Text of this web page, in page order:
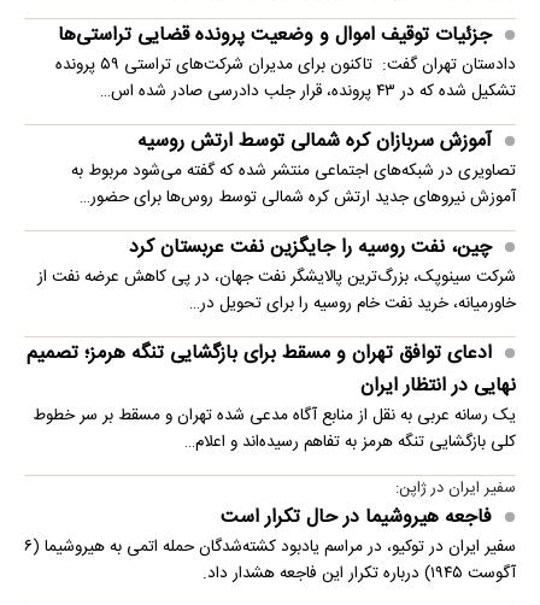
جزئیات توقیف اموال و وضعیت پرونده قضایی تراستی‌ها
دادستان تهران گفت: تاکنون برای مدیران شرکت‌های تراستی ۵۹ پرونده
تشکیل شده که در ۴۳ پرونده، قرار جلب دادرسی صادر شده اس…
آموزش سربازان کره شمالی توسط ارتش روسیه
تصاویری در شبکه‌های اجتماعی منتشر شده که گفته می‌شود مربوط به
آموزش نیروهای جدید ارتش کره شمالی توسط روس‌ها برای حضور…
چین، نفت روسیه را جایگزین نفت عربستان کرد
شرکت سینوپک، بزرگ‌ترین پالایشگر نفت جهان، در پی کاهش عرضه نفت از
خاورمیانه، خرید نفت خام روسیه را برای تحویل در…
ادعای توافق تهران و مسقط برای بازگشایی تنگه هرمز؛ تصمیم
نهایی در انتظار ایران
یک رسانه عربی به نقل از منابع آگاه مدعی شده تهران و مسقط بر سر خطوط
کلی بازگشایی تنگه هرمز به تفاهم رسیده‌اند و اعلام…
سفیر ایران در ژاپن:
فاجعه هیروشیما در حال تکرار است
سفیر ایران در توکیو، در مراسم یادبود کشته‌شدگان حمله اتمی به هیروشیما (۶
آگوست ۱۹۴۵) درباره تکرار این فاجعه هشدار داد.